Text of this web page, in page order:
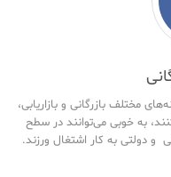
مختلف بازرگانی و بازاریابی،
به خوبی می‌توانند در سطح
و دولتی به کار اشتغال ورزند.